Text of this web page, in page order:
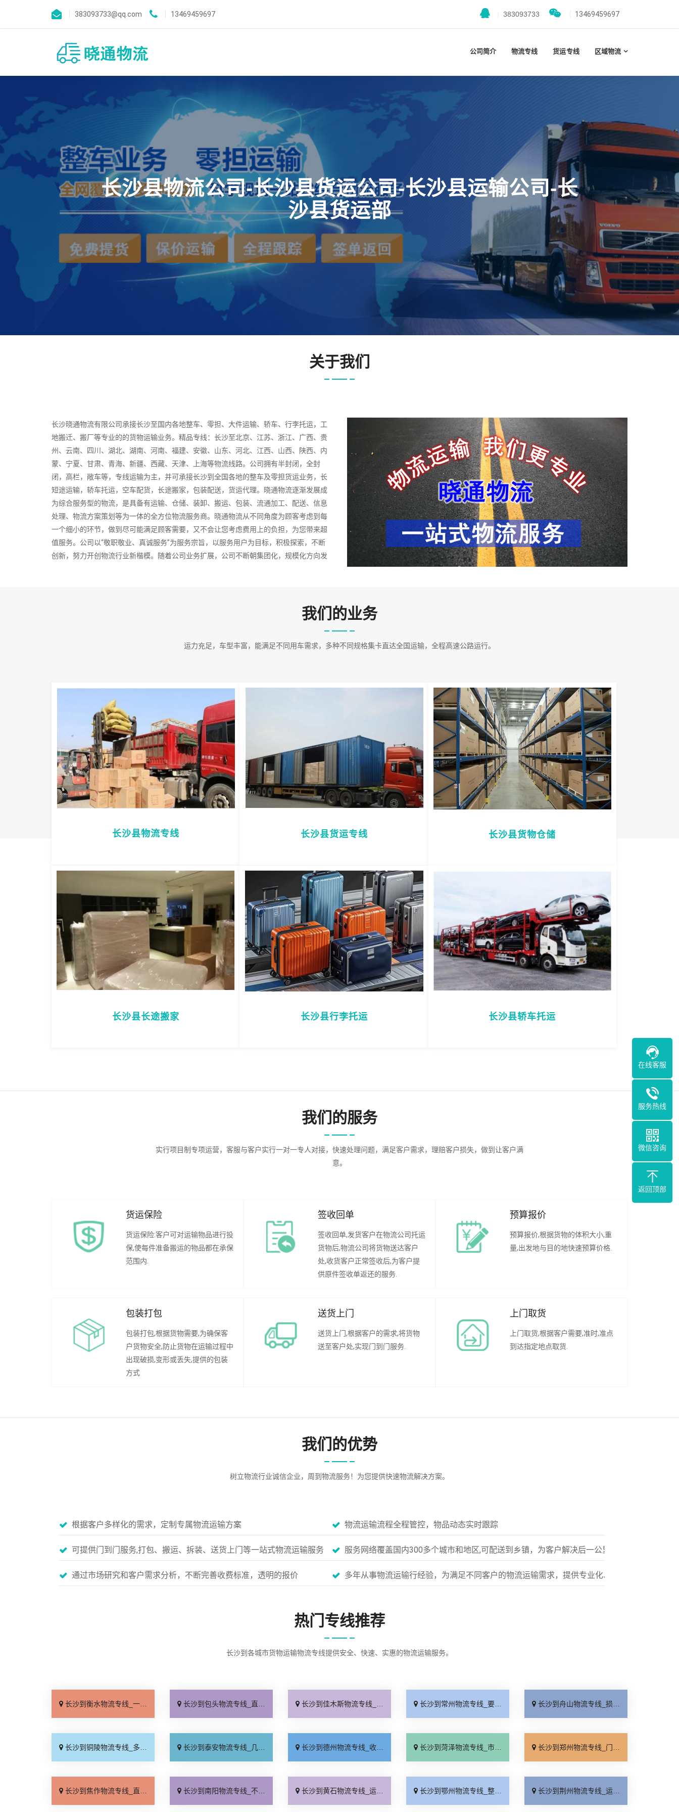
383093733@qq.com 13469459697 383093733 13469459697
公司简介 物流专线 货运专线 区域物流
长沙县物流公司-长沙县货运公司-长沙县运输公司-长
沙县货运部
关于我们
长沙晓通物流有限公司承接长沙至国内各地整车、零担、大件运输、轿车、行李托运，工
地搬迁、搬厂等专业的的货物运输业务。精品专线：长沙至北京、江苏、浙江、广西、贵
州、云南、四川、湖北、湖南、河南、福建、安徽、山东、河北、江西、山西、陕西、内
蒙、宁夏、甘肃、青海、新疆、西藏、天津、上海等物流线路。公司拥有半封闭，全封
闭，高栏，敞车等，专线运输为主，并可承接长沙到全国各地的整车及零担货运业务，长
短途运输，轿车托运，空车配货，长途搬家，包装配送，货运代理。晓通物流逐渐发展成
为综合服务型的物流，是具备有运输、仓储、装卸、搬运、包装、流通加工、配送、信息
处理、物流方案策划等为一体的全方位物流服务商。晓通物流从不同角度为顾客考虑到每
一个细小的环节，做到尽可能满足顾客需要，又不会让您考虑费用上的负担，为您带来超
值服务。公司以“敬职敬业、真诚服务”为服务宗旨，以服务用户为目标，积极探索，不断
创新，努力开创物流行业新楷模。随着公司业务扩展，公司不断朝集团化，规模化方向发
我司坚持“方便、安全、快捷、准时”的服务准则，实行“门对门”“仓对仓”的服务方式，严格我们的业务
运力充足，车型丰富，能满足不同用车需求，多种不同规格集卡直达全国运输，全程高速公路运行。
长沙县物流专线 长沙县货运专线 长沙县货物仓储
长沙县长途搬家 长沙县行李托运 长沙县轿车托运
我们的服务
实行项目制专项运营，客服与客户实行一对一专人对接，快速处理问题，满足客户需求，理赔客户损失，做到让客户满
意。
货运保险
货运保险:客户可对运输物品进行投
保,使每件准备搬运的物品都在承保
范围内.
签收回单
签收回单,发货客户在物流公司托运
货物后,物流公司将货物送达客户
处,收货客户正常签收后,为客户提
供原件签收单返还的服务.
预算报价
预算报价,根据货物的体积大小,重
量,出发地与目的地快速预算价格.
包装打包
包装打包,根据货物需要,为确保客
户货物安全,防止货物在运输过程中
出现破损,变形或丢失,提供的包装
方式
送货上门
送货上门,根据客户的需求,将货物
送至客户处,实现门到门服务.
上门取货
上门取货,根据客户需要,准时,准点
到达指定地点取货.
我们的优势
树立物流行业诚信企业，周到物流服务！为您提供快速物流解决方案。
根据客户多样化的需求，定制专属物流运输方案 物流运输流程全程管控，物品动态实时跟踪
可提供门到门服务,打包、搬运、拆装、送货上门等一站式物流运输服务 服务网络覆盖国内300多个城市和地区,可配送到乡镇，为客户解决后一公里配送服务
通过市场研究和客户需求分析，不断完善收费标准，透明的报价 多年从事物流运输行经验，为满足不同客户的物流运输需求，提供专业化、标准化的多元服务
热门专线推荐
长沙到各城市货物运输物流专线提供安全、快速、实惠的物流运输服务。
长沙到衡水物流专线_一站直达「门到门配送」 长沙到包头物流专线_直达到站「限时必达」 长沙到佳木斯物流专线_专业调车「多久能到」 长沙到常州物流专线_要几天到「专线查询」 长沙到舟山物流专线_损坏理赔「专业靠谱」
长沙到铜陵物流专线_多久能到「直达往返」 长沙到泰安物流专线_几天到达「直通专线」 长沙到德州物流专线_收费介绍「高效快运」 长沙到菏泽物流专线_市县派送「专业可靠」 长沙到郑州物流专线_门到门配送「快运直达」
长沙到焦作物流专线_直达到站「快运直达」 长沙到南阳物流专线_不随意加价「定点发车」 长沙到黄石物流专线_运价查询「费用多少」 长沙到鄂州物流专线_整车配货「全程直达」 长沙到荆州物流专线_运价行情「全境配送」
在线客服
服务热线
微信咨询
返回顶部